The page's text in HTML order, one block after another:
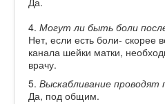
4. Могут ли быть боли
Нет, если есть боли- скорее
канала шейки матки,
врачу.
5. Выскабливание проводят
Да, под общим.